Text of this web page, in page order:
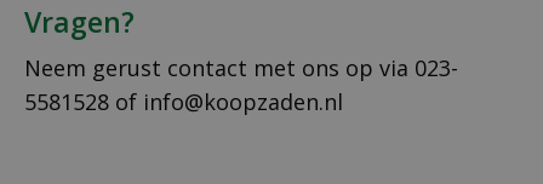
Vragen?
Neem gerust contact met ons op via 023-
5581528 of info@koopzaden.nl